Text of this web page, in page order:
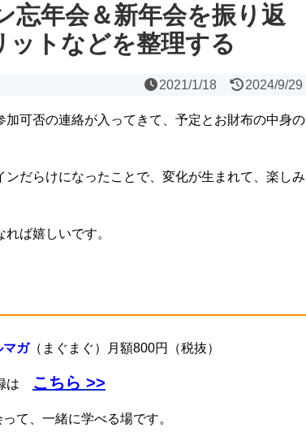
忘年会＆新年会を振り返
ットなどを整理する
2021/1/18 2024/9/29
可否の連絡が入ってきて、予定とお財布の中身の
だらけになったことで、変化が生まれて、楽しみ
ば嬉しいです。
マガ（まぐまぐ）月額800円（税抜）
は こちら >>
て、一緒に学べる場です。